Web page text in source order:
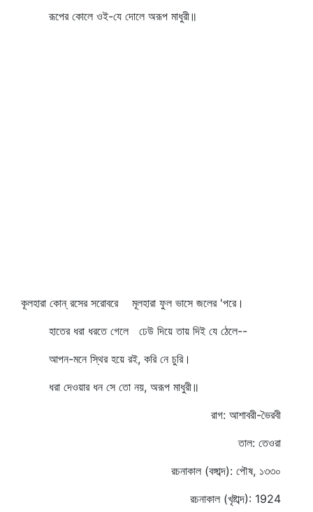
রূপের কোলে ওই-যে দোলে অরূপ মাধুরী॥
কূলহারা কোন্‌ রসের সরোবরে মূলহারা ফুল ভাসে জলের 'পরে।
হাতের ধরা ধরতে গেলে ঢেউ দিয়ে তায় দিই যে ঠেলে--
আপন-মনে স্থির হয়ে রই, করি নে চুরি।
ধরা দেওয়ার ধন সে তো নয়, অরূপ মাধুরী॥
রাগ: আশাবরী-ভৈরবী
তাল: তেওরা
রচনাকাল (বঙ্গাব্দ): পৌষ, ১৩৩০
রচনাকাল (খৃষ্টাব্দ): 1924